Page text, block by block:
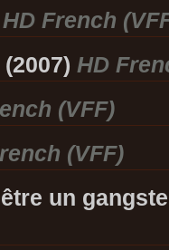
HD French
HD
(VFF)
(VFF)
un